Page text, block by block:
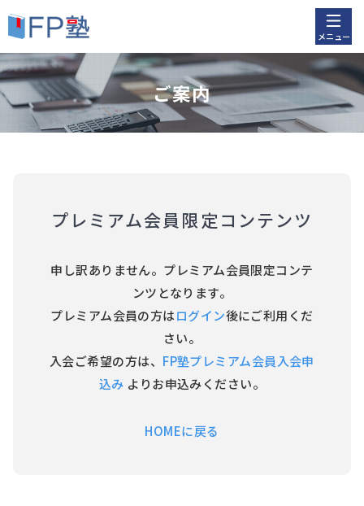
メニュー
ご案内
プレミアム会員限定コンテンツ
申し訳ありません。プレミアム会員限定コンテ
ンツとなります。
プレミアム会員の方はログイン後にご利用くだ
さい。
入会ご希望の方は、 FP塾プレミアム会員入会申
込み よりお申込みください。
HOMEに戻る